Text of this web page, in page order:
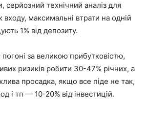
серйозний технічний аналіз для
входу, максимальні втрати на одній
1% від депозиту.
за великою прибутковістю,
ризиків робити 30-47% річних, а
просадка, якщо все піде не так,
і тп — 10-20% від інвестицій.